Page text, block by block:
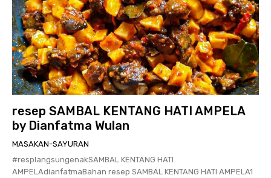
resep SAMBAL KENTANG HATI AMPELA
by Dianfatma Wulan
MASAKAN-SAYURAN
#resplangsungenakSAMBAL KENTANG HATI
AMPELAdianfatmaBahan resep SAMBAL KENTANG HATI AMPELA1